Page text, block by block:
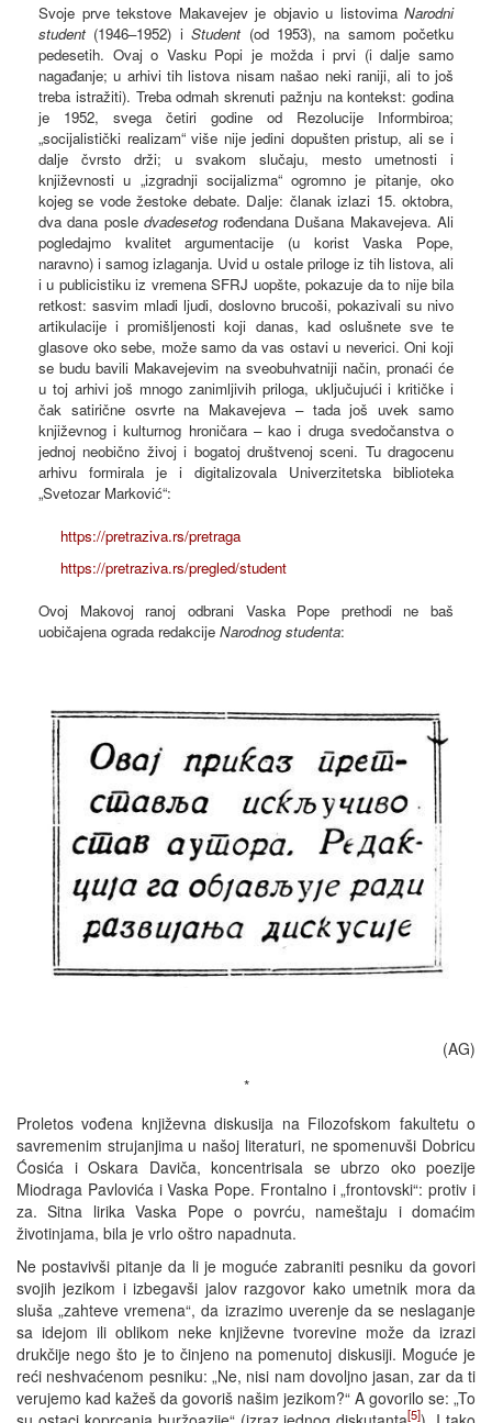
Svoje prve tekstove Makavejev je objavio u listovima Narodni
student (1946–1952) iStudent (od 1953), na samom početku
pedesetih. Ovaj o Vasku Popi je možda i prvi (i dalje samo
nagađanje; u arhivi tih listova nisam našao neki raniji, ali to još
treba istražiti). Treba odmah skrenuti pažnju na kontekst: godina
je 1952, svega četiri godine od Rezolucije Informbiroa;
„socijalistički realizam“ više nije jedini dopušten pristup, ali se i
dalje čvrsto drži; u svakom slučaju, mesto umetnosti i
književnosti u „izgradnji socijalizma“ ogromno je pitanje, oko
kojeg se vode žestoke debate. Dalje: članak izlazi 15. oktobra,
dva dana posle dvadesetogrođendana Dušana Makavejeva. Ali
pogledajmo kvalitet argumentacije (u korist Vaska Pope,
naravno) i samog izlaganja. Uvid u ostale priloge iz tih listova, ali
i u publicistiku iz vremena SFRJ uopšte, pokazuje da to nije bila
retkost: sasvim mladi ljudi, doslovno brucoši, pokazivali su nivo
artikulacije i promišljenosti koji danas, kad oslušnete sve te
glasove oko sebe, može samo da vas ostavi u neverici. Oni koji
se budu bavili Makavejevim na sveobuhvatniji način, pronaći će
u toj arhivi još mnogo zanimljivih priloga, uključujući i kritičke i
čak satirične osvrte na Makavejeva – tada još uvek samo
književnog i kulturnog hroničara – kao i druga svedočanstva o
jednoj neobično živoj i bogatoj društvenoj sceni. Tu dragocenu
arhivu formirala je i digitalizovala Univerzitetska biblioteka
„Svetozar Marković“:
https://pretraziva.rs/pretraga
https://pretraziva.rs/pregled/student
Ovoj Makovoj ranoj odbrani Vaska Pope prethodi ne baš
uobičajena ograda redakcije Narodnog studenta:
(AG)
*
Proletos vođena književna diskusija na Filozofskom fakultetu o
savremenim strujanjima u našoj literaturi, ne spomenuvši Dobricu
Ćosića i Oskara Daviča, koncentrisala se ubrzo oko poezije
Miodraga Pavlovića i Vaska Pope. Frontalno i „frontovski“: protiv i
za. Sitna lirika Vaska Pope o povrću, nameštaju i domaćim
životinjama, bila je vrlo oštro napadnuta.
Ne postavivši pitanje da li je moguće zabraniti pesniku da govori
svojih jezikom i izbegavši jalov razgovor kako umetnik mora da
sluša „zahteve vremena“, da izrazimo uverenje da se neslaganje
sa idejom ili oblikom neke književne tvorevine može da izrazi
drukčije nego što je to činjeno na pomenutoj diskusiji. Moguće je
reći neshvaćenom pesniku: „Ne, nisi nam dovoljno jasan, zar da ti
verujemo kad kažeš da govoriš našim jezikom?“ A govorilo se: „To
[5]